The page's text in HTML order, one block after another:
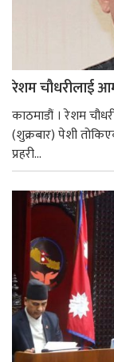
रेशम चौधरीलाई
काठमाडौं । रेशम
(शुक्रबार) पेशी
प्रहरी...